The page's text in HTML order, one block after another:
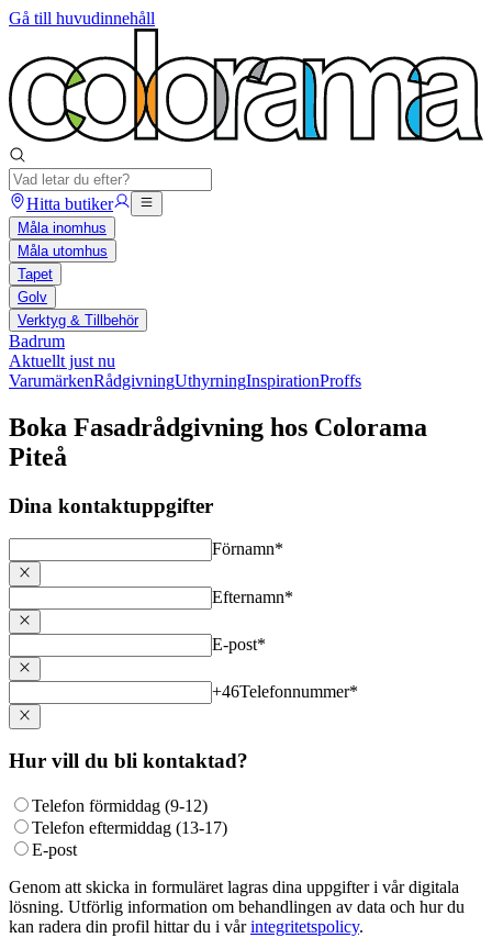
Gå till huvudinnehåll
Hitta butiker
Måla inomhus
Måla utomhus
Tapet
Golv
Verktyg & Tillbehör
Badrum
Aktuellt just nu
VarumärkenRådgivningUthyrningInspirationProffs
Boka Fasadrådgivning hos Colorama
Piteå
Dina kontaktuppgifter
Förnamn*
Efternamn*
E-post*
+46Telefonnummer*
Hur vill du bli kontaktad?
Telefon förmiddag (9-12)
Telefon eftermiddag (13-17)
E-post
Genom att skicka in formuläret lagras dina uppgifter i vår digitala
lösning. Utförlig information om behandlingen av data och hur du
kan radera din profil hittar du i vårintegritetspolicy.